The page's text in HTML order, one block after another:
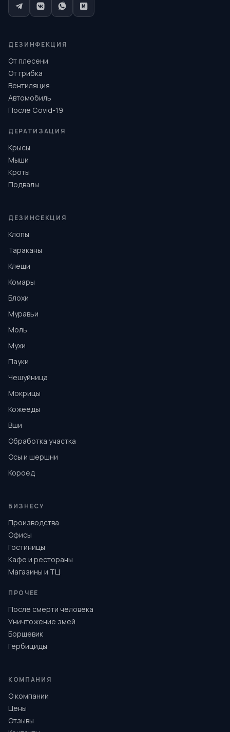
ДЕЗИНФЕКЦИЯ
От плесени
От грибка
Вентиляция
Автомобиль
После Covid-19
ДЕРАТИЗАЦИЯ
Крысы
Мыши
Кроты
Подвалы
ДЕЗИНСЕКЦИЯ
Клопы
Тараканы
Клещи
Комары
Блохи
Муравьи
Моль
Мухи
Пауки
Чешуйница
Мокрицы
Кожееды
Вши
Обработка участка
Осы и шершни
Короед
БИЗНЕСУ
Производства
Офисы
Гостиницы
Кафе и рестораны
Магазины и ТЦ
ПРОЧЕЕ
После смерти человека
Уничтожение змей
Борщевик
Гербициды
КОМПАНИЯ
О компании
Цены
Отзывы